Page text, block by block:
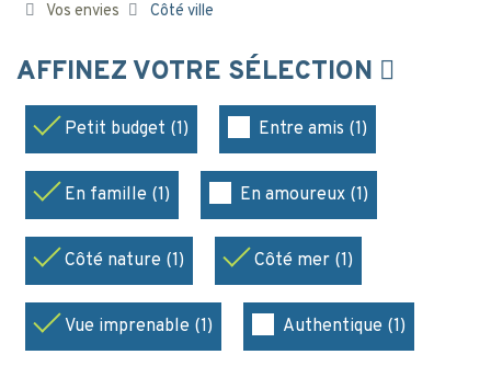
Vos envies Côté ville
AFFINEZ VOTRE SÉLECTION
Petit budget (1) Entre amis (1)
En famille (1) En amoureux (1)
Côté nature (1) Côté mer (1)
Vue imprenable (1) Authentique (1)